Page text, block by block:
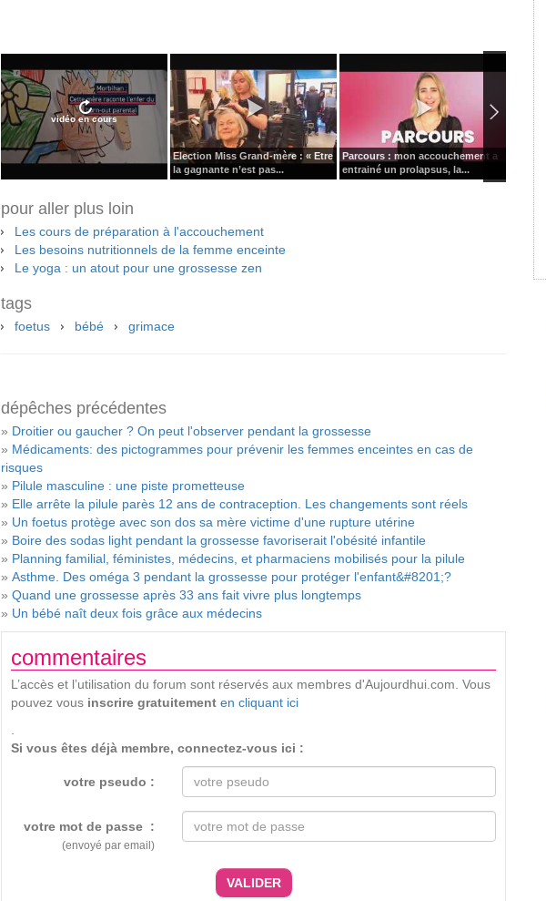
vidéo en cours
Election Miss Grand-mère : « Etre
la gagnante n’est pas...
Parcours : mon accouchement a
entrainé un prolapsus, la...
Une
pour aller plus loin
Les cours de préparation à l'accouchement
Les besoins nutritionnels de la femme enceinte
Le yoga : un atout pour une grossesse zen
tags
foetus bébé grimace
dépêches précédentes
» Droitier ou gaucher ? On peut l'observer pendant la grossesse
» Médicaments: des pictogrammes pour prévenir les femmes enceintes en cas de
risques
» Pilule masculine : une piste prometteuse
» Elle arrête la pilule parès 12 ans de contraception. Les changements sont réels
» Un foetus protège avec son dos sa mère victime d'une rupture utérine
» Boire des sodas light pendant la grossesse favoriserait l'obésité infantile
» Planning familial, féministes, médecins, et pharmaciens mobilisés pour la pilule
» Asthme. Des oméga 3 pendant la grossesse pour protéger l'enfant&#8201;?
» Quand une grossesse après 33 ans fait vivre plus longtemps
» Un bébé naît deux fois grâce aux médecins
commentaires
L’accès et l’utilisation du forum sont réservés aux membres d'Aujourdhui.com. Vous
pouvez vous inscrire gratuitement en cliquant ici
Si vous êtes déjà membre, connectez-vous ici :
votre pseudo :
votre mot de passe :
(envoyé par email)
VALIDER